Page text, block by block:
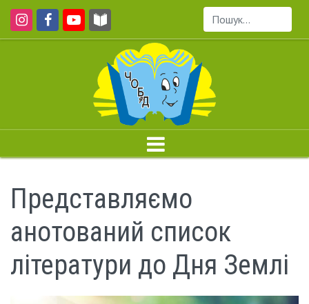
Пошук...
Представляємо
анотований список
літератури до Дня Землі